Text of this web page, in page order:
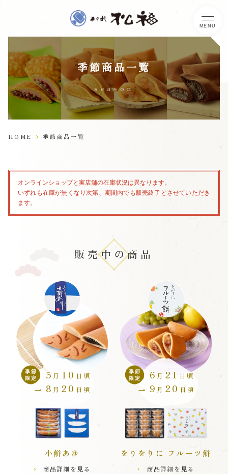
進物・贈答品
福ようよう
福くるり
あられが勢揃い
優づつみ
味是稀也
せんべい・おかき
槌の音
揚ぱすた
揚げまんじゅう
手提げ袋・紙袋
季節商品
小餅あゆ
5月 日頃 8月 20日頃
をりをりに
フルーツ餅
手提げ袋・
紙袋
いずれも在庫が無くなり次第、期間内でも販売終
了とさせていただきます。
袋入り商品
旨塩おかき
こしあん
おかき
みんなの
カレーおかき
みんなの
おかき
味是稀也
手巻納豆
三種
手巻納豆
手巻納豆
チーズ
MENU
季節商品一覧
season
HOME 季節商品一覧
オンラインショップと実店舗の在庫状況は異なります。
いずれも在庫が無くなり次第、期間内でも販売終了とさせていただき
ます。
販売中の商品
季節
限定
5 月 10 日頃
8 月 20 日頃
小餅あゆ
商品詳細を見る
季節
限定
6 月 21 日頃
9 月 20 日頃
をりをりに フルーツ餅
商品詳細を見る